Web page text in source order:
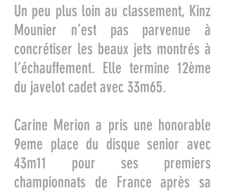
Un peu plus loin au classement, Kinz
Mounier n’est pas parvenue à
concrétiser les beaux jets montrés à
l’échauffement. Elle termine 12ème
du javelot cadet avec 33m65.
Carine Merion a pris une honorable
9eme place du disque senior avec
43m11 pour ses premiers
championnats de France après sa